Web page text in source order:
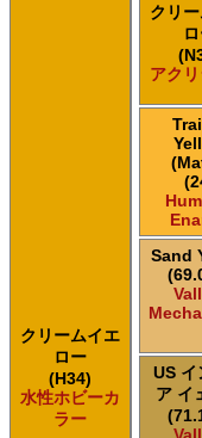
クリームイエ
ロー
(H34)
水性ホビーカ
ラー
クリ
アク
Sand
US イ
ア イ